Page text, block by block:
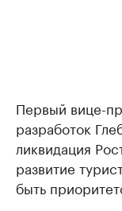
Первый вице-
разработок
ликвидация
развитие
быть